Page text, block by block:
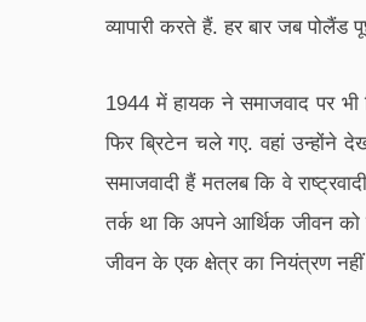
व्यापारी करते हैं. हर बार जब
1944 में हायक ने समाजवाद पर
फिर ब्रिटेन चले गए. वहां उन्होंने
समाजवादी हैं मतलब कि वे
तर्क था कि अपने आर्थिक जीवन को
जीवन के एक क्षेत्र का नियंत्रण